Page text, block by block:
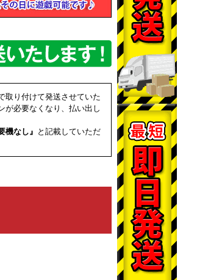
取り付けて発送させていた
が必要なくなり、払い出し
機なし』 と記載していただ